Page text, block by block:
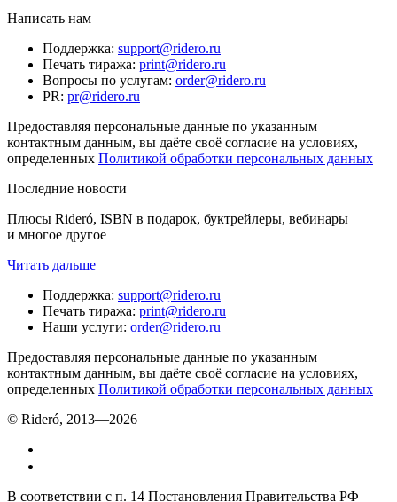
Написать нам
Поддержка: support@ridero.ru
Печать тиража: print@ridero.ru
Вопросы по услугам: order@ridero.ru
PR: pr@ridero.ru
Предоставляя персональные данные по указанным
контактным данным, вы даёте своё согласие на условиях,
определенных Политикой обработки персональных данных
Последние новости
Плюсы Rideró, ISBN в подарок, буктрейлеры, вебинары
и многое другое
Читать дальше
Поддержка: support@ridero.ru
Печать тиража: print@ridero.ru
Наши услуги: order@ridero.ru
Предоставляя персональные данные по указанным
контактным данным, вы даёте своё согласие на условиях,
определенных Политикой обработки персональных данных
© Rideró, 2013—2026
В соответствии с п. 14 Постановления Правительства РФ